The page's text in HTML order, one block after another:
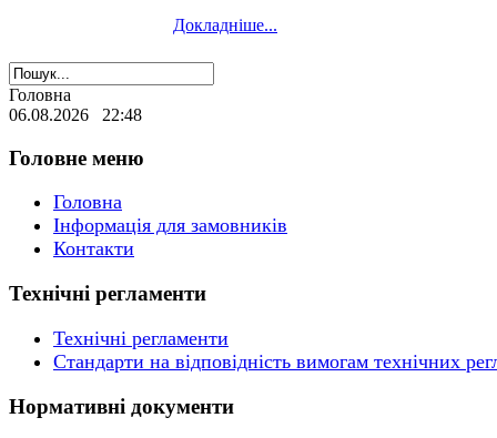
Докладніше...
Головна
06.08.2026 22:48
Головне меню
Головна
Інформація для замовників
Контакти
Технічні регламенти
Технічні регламенти
Стандарти на відповідність вимогам технічних
Нормативні документи